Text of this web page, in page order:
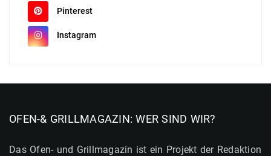
Pinterest
Instagram
OFEN-& GRILLMAGAZIN: WER SIND WIR?
Das Ofen- und Grillmagazin ist ein Projekt der Redaktion